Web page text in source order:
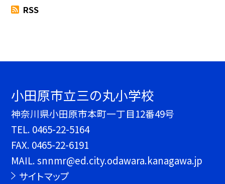
RSS
小田原市立三の丸小学校
神奈川県小田原市本町一丁目12番49号
TEL. 0465-22-5164
FAX. 0465-22-6191
MAIL. snnmr@ed.city.odawara.kanagawa.jp
サイトマップ